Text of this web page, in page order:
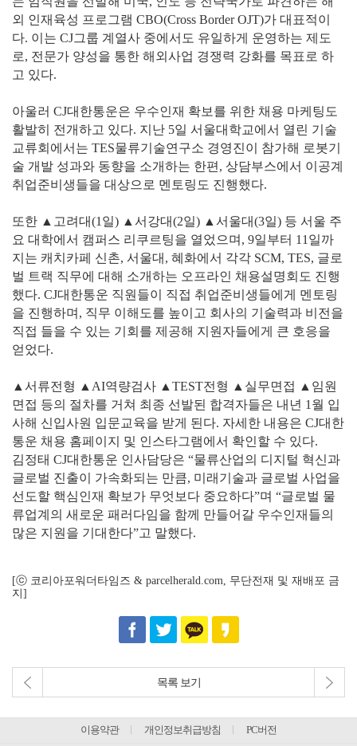
외 인재육성 프로그램 CBO(Cross Border OJT)가 대표적이
다. 이는 CJ그룹 계열사 중에서도 유일하게 운영하는 제도
로, 전문가 양성을 통한 해외사업 경쟁력 강화를 목표로 하
고 있다.
아울러 CJ대한통운은 우수인재 확보를 위한 채용 마케팅도
활발히 전개하고 있다. 지난 5일 서울대학교에서 열린 기술
교류회에서는 TES물류기술연구소 경영진이 참가해 로봇기
술 개발 성과와 동향을 소개하는 한편, 상담부스에서 이공계
취업준비생들을 대상으로 멘토링도 진행했다.
또한 ▲고려대(1일) ▲서강대(2일) ▲서울대(3일) 등 서울 주
요 대학에서 캠퍼스 리쿠르팅을 열었으며, 9일부터 11일까
지는 캐치카페 신촌, 서울대, 혜화에서 각각 SCM, TES, 글로
벌 트랙 직무에 대해 소개하는 오프라인 채용설명회도 진행
했다. CJ대한통운 직원들이 직접 취업준비생들에게 멘토링
을 진행하며, 직무 이해도를 높이고 회사의 기술력과 비전을
직접 들을 수 있는 기회를 제공해 지원자들에게 큰 호응을
얻었다.
▲서류전형 ▲AI역량검사 ▲TEST전형 ▲실무면접 ▲임원
면접 등의 절차를 거쳐 최종 선발된 합격자들은 내년 1월 입
사해 신입사원 입문교육을 받게 된다. 자세한 내용은 CJ대한
통운 채용 홈페이지 및 인스타그램에서 확인할 수 있다.
김정태 CJ대한통운 인사담당은 “물류산업의 디지털 혁신과
글로벌 진출이 가속화되는 만큼, 미래기술과 글로벌 사업을
선도할 핵심인재 확보가 무엇보다 중요하다”며 “글로벌 물
류업계의 새로운 패러다임을 함께 만들어갈 우수인재들의
많은 지원을 기대한다”고 말했다.
[ⓒ 코리아포워더타임즈 & parcelherald.com, 무단전재 및 재배포 금
지]
목록 보기
이용약관 개인정보취급방침 PC버전